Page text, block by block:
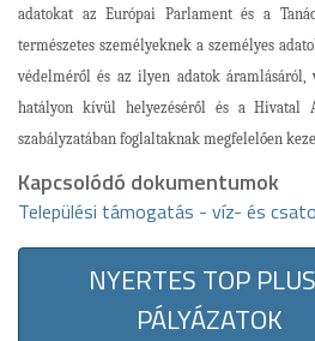
adatokat az Európai Parlament és a
természetes személyeknek a személyes
védelméről és az ilyen adatok
hatályon kívül helyezéséről és a Hivatal
szabályzatában foglaltaknak megfelelően
Kapcsolódó dokumentumok
Települési támogatás - víz- és
NYERTES TOP
PÁLYÁZATOK